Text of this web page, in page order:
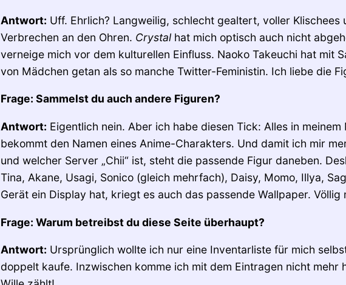
Antwort: Uff. Ehrlich? Langweilig, schlecht gealtert, voller
Verbrechen an den Ohren. Crystal hat mich optisch auch nicht
verneige mich vor dem kulturellen Einfluss. Naoko Takeuchi hat mit
von Mädchen getan als so manche Twitter-Feministin. Ich liebe die
Frage: Sammelst du auch andere Figuren?
Antwort: Eigentlich nein. Aber ich habe diesen Tick: Alles in
bekommt den Namen eines Anime-Charakters. Und damit ich mir
und welcher Server „Chii“ ist, steht die passende Figur daneben.
Tina, Akane, Usagi, Sonico (gleich mehrfach), Daisy, Momo, Illya,
Gerät ein Display hat, kriegt es auch das passende Wallpaper.
Frage: Warum betreibst du diese Seite überhaupt?
Antwort: Ursprünglich wollte ich nur eine Inventarliste für mich
doppelt kaufe. Inzwischen komme ich mit dem Eintragen nicht mehr